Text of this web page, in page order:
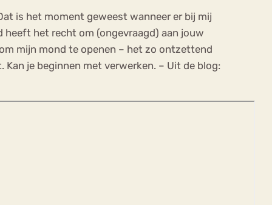
is het moment geweest wanneer er bij mij
het recht om (ongevraagd) aan jouw
mijn mond te openen – het zo ontzettend
je beginnen met verwerken. – Uit de blog: